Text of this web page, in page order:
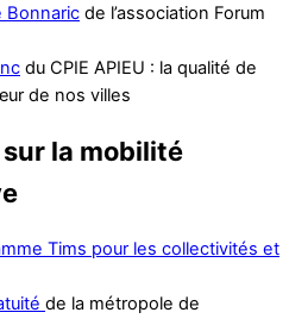
Bonnaric de l’association Forum
du CPIE APIEU : la qualité de
de nos villes
la mobilité
Tims pour les collectivités et
de la métropole de